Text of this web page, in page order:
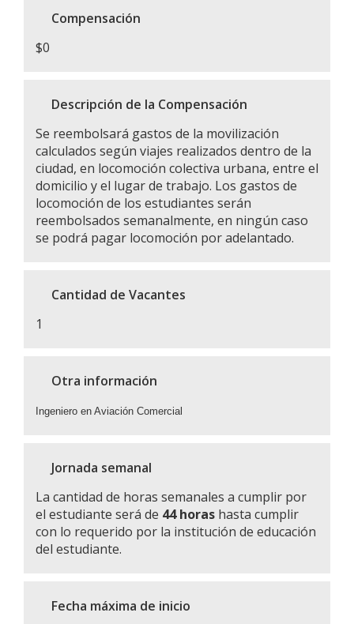
Compensación
$0
Descripción de la Compensación
Se reembolsará gastos de la movilización
calculados según viajes realizados dentro de la
ciudad, en locomoción colectiva urbana, entre el
domicilio y el lugar de trabajo. Los gastos de
locomoción de los estudiantes serán
reembolsados semanalmente, en ningún caso
se podrá pagar locomoción por adelantado.
Cantidad de Vacantes
1
Otra información
Ingeniero en Aviación Comercial
Jornada semanal
La cantidad de horas semanales a cumplir por
el estudiante será de 44 horas hasta cumplir
con lo requerido por la institución de educación
del estudiante.
Fecha máxima de inicio